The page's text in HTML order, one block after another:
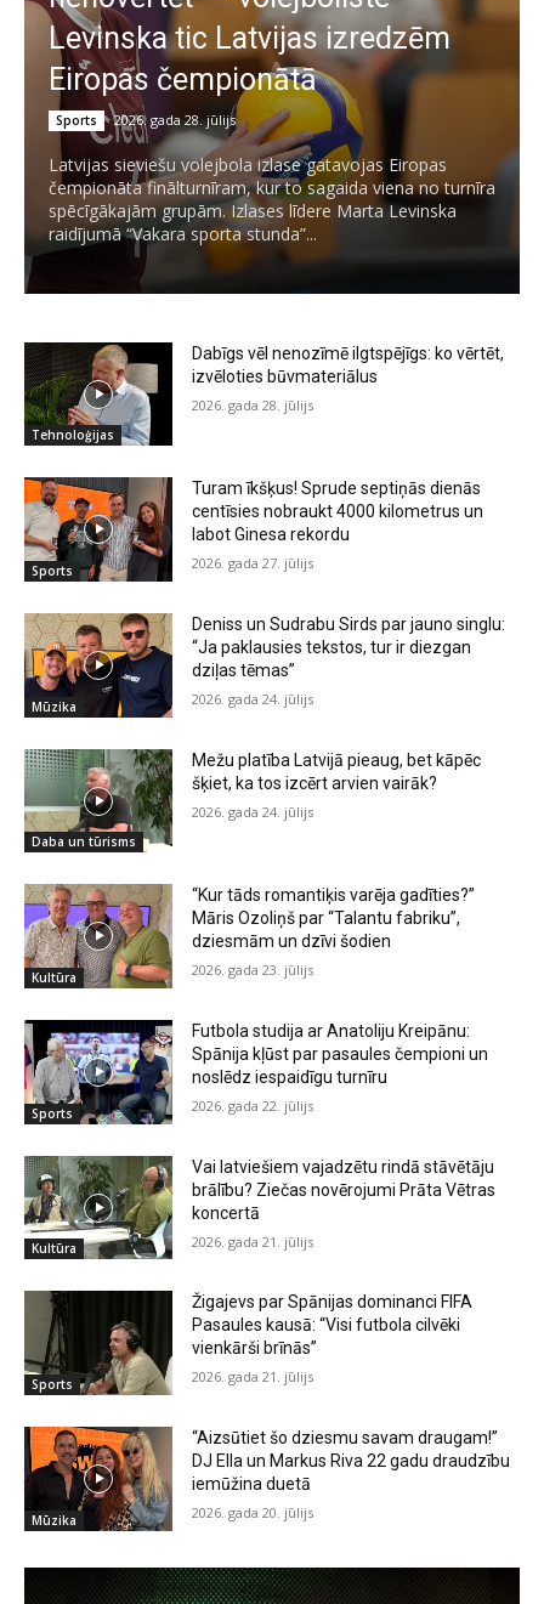
Levinska tic Latvijas izredzēm
Eiropas čempionātā
Sports 2026. gada 28. jūlijs
Latvijas sieviešu volejbola izlase gatavojas Eiropas
čempionāta finālturnīram, kur to sagaida viena no turnīra
spēcīgākajām grupām. Izlases līdere Marta Levinska
raidījumā “Vakara sporta stunda”...
Tehnoloģijas
Dabīgs vēl nenozīmē ilgtspējīgs: ko vērtēt,
izvēloties būvmateriālus
2026. gada 28. jūlijs
Sports
Turam īkšķus! Sprude septiņās dienās
centīsies nobraukt 4000 kilometrus un
labot Ginesa rekordu
2026. gada 27. jūlijs
Mūzika
Deniss un Sudrabu Sirds par jauno singlu:
“Ja paklausies tekstos, tur ir diezgan
dziļas tēmas”
2026. gada 24. jūlijs
Daba un tūrisms
Mežu platība Latvijā pieaug, bet kāpēc
šķiet, ka tos izcērt arvien vairāk?
2026. gada 24. jūlijs
Kultūra
“Kur tāds romantiķis varēja gadīties?”
Māris Ozoliņš par “Talantu fabriku”,
dziesmām un dzīvi šodien
2026. gada 23. jūlijs
Sports
Futbola studija ar Anatoliju Kreipānu:
Spānija kļūst par pasaules čempioni un
noslēdz iespaidīgu turnīru
2026. gada 22. jūlijs
Kultūra
Vai latviešiem vajadzētu rindā stāvētāju
brālību? Ziečas novērojumi Prāta Vētras
koncertā
2026. gada 21. jūlijs
Sports
Žigajevs par Spānijas dominanci FIFA
Pasaules kausā: “Visi futbola cilvēki
vienkārši brīnās”
2026. gada 21. jūlijs
Mūzika
“Aizsūtiet šo dziesmu savam draugam!”
DJ Ella un Markus Riva 22 gadu draudzību
iemūžina duetā
2026. gada 20. jūlijs